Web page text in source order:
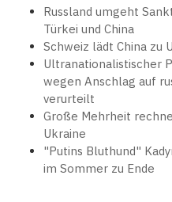
Russland umgeht
Türkei und China
Schweiz lädt China zu
Ultranationalistischer
wegen Anschlag auf
verurteilt
Große Mehrheit
Ukraine
"Putins Bluthund"
im Sommer zu Ende